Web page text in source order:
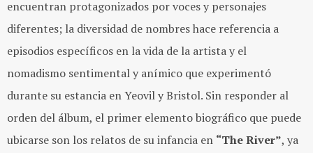
encuentran protagonizados por voces y personajes
diferentes; la diversidad de nombres hace referencia a
episodios específicos en la vida de la artista y el
nomadismo sentimental y anímico que experimentó
durante su estancia en Yeovil y Bristol. Sin responder al
orden del álbum, el primer elemento biográfico que puede
ubicarse son los relatos de su infancia en “The River”, ya